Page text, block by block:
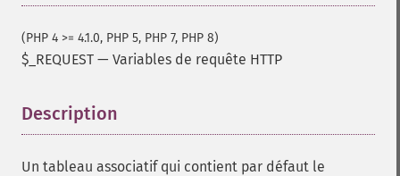
(PHP 4 >= 4.1.0, PHP 5, PHP 7, PHP 8)
$_REQUEST — Variables de requête HTTP
Description
Un tableau associatif qui contient par défaut le